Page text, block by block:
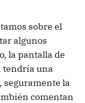
sobre el
algunos
la pantalla de
tendría una
seguramente la
comentan